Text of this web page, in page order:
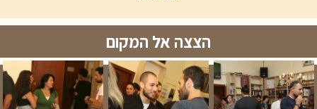
הצצה אל המקום